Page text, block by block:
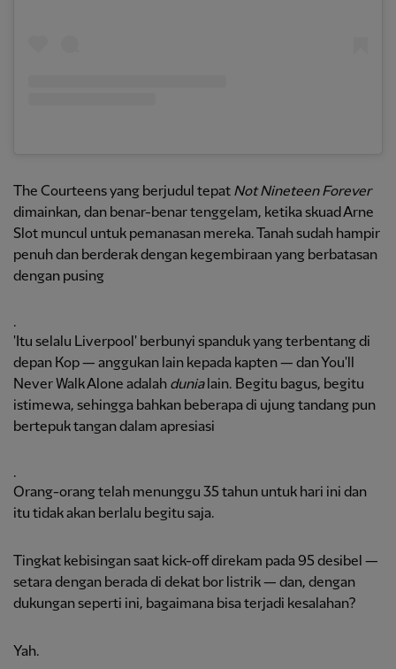
The Courteens yang berjudul tepat Not Nineteen Forever
dimainkan, dan benar-benar tenggelam, ketika skuad Arne
Slot muncul untuk pemanasan mereka. Tanah sudah hampir
penuh dan berderak dengan kegembiraan yang berbatasan
dengan pusing
.
'Itu selalu Liverpool' berbunyi spanduk yang terbentang di
depan Kop — anggukan lain kepada kapten — dan You'll
Never Walk Alone adalah dunialain. Begitu bagus, begitu
istimewa, sehingga bahkan beberapa di ujung tandang pun
bertepuk tangan dalam apresiasi
.
Orang-orang telah menunggu 35 tahun untuk hari ini dan
itu tidak akan berlalu begitu saja.
Tingkat kebisingan saat kick-off direkam pada 95 desibel —
setara dengan berada di dekat bor listrik — dan, dengan
dukungan seperti ini, bagaimana bisa terjadi kesalahan?
Yah.